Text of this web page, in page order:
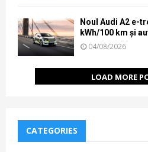
Noul Audi A2 e-
kWh/100 km și
04/08/2026
LOAD MORE
CATEGORIES